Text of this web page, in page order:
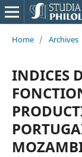
Home / Archives
INDICES